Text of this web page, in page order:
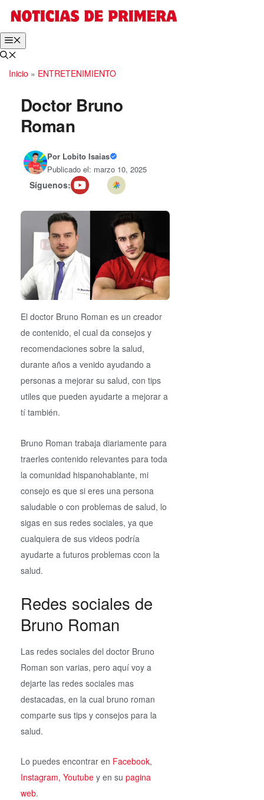
contenido
Inicio » ENTRETENIMIENTO
Doctor Bruno
Roman
Por Lobito Isaias
Publicado el: marzo 10, 2025
Síguenos:
El doctor Bruno Roman es un creador
de contenido, el cual da consejos y
recomendaciones sobre la salud,
durante años a venido ayudando a
personas a mejorar su salud, con tips
utiles que pueden ayudarte a mejorar a
tí también.
Bruno Roman trabaja diariamente para
traerles contenido relevantes para toda
la comunidad hispanohablante, mi
consejo es que si eres una persona
saludable o con problemas de salud, lo
sigas en sus redes sociales, ya que
cualquiera de sus videos podría
ayudarte a futuros problemas ccon la
salud.
Redes sociales de
Bruno Roman
Las redes sociales del doctor Bruno
Roman son varias, pero aquí voy a
dejarte las redes sociales mas
destacadas, en la cual bruno roman
comparte sus tips y consejos para la
salud.
Lo puedes encontrar en Facebook,
Instagram, Youtube y en su pagina
web.